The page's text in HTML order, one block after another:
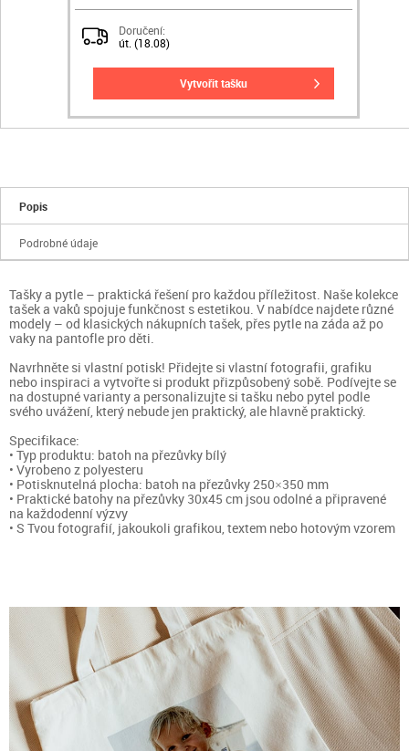
Doručení:
út. (18.08)
vytvořit tašku
Popis
Podrobné údaje
Tašky a pytle – praktická řešení pro každou příležitost. Naše kolekce
tašek a vaků spojuje funkčnost s estetikou. V nabídce najdete různé
modely – od klasických nákupních tašek, přes pytle na záda až po
vaky na pantofle pro děti.
Navrhněte si vlastní potisk! Přidejte si vlastní fotografii, grafiku
nebo inspiraci a vytvořte si produkt přizpůsobený sobě. Podívejte se
na dostupné varianty a personalizujte si tašku nebo pytel podle
svého uvážení, který nebude jen praktický, ale hlavně praktický.
Specifikace:
• Typ produktu: batoh na přezůvky bílý
• Vyrobeno z polyesteru
• Potisknutelná plocha: batoh na přezůvky 250×350 mm
• Praktické batohy na přezůvky 30x45 cm jsou odolné a připravené
na každodenní výzvy
• S Tvou fotografií, jakoukoli grafikou, textem nebo hotovým vzorem